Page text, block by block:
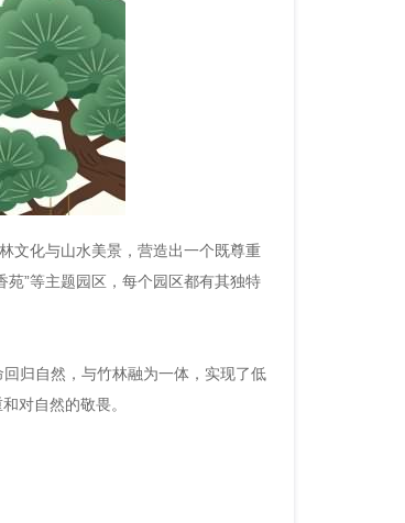
文化与山水美景，营造出一个既尊重
”等主题园区，每个园区都有其独特
归自然，与竹林融为一体，实现了低
对自然的敬畏。